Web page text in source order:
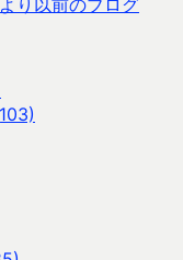
より以前のブログ